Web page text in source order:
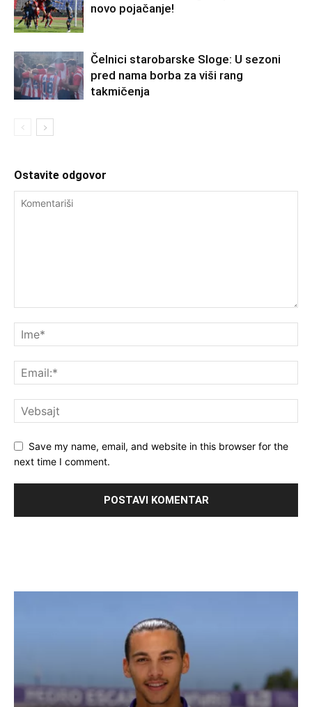
novo pojačanje!
Čelnici starobarske Sloge: U sezoni
pred nama borba za viši rang
takmičenja
Ostavite odgovor
Save my name, email, and website in this browser for the
next time I comment.